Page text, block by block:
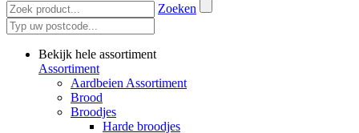
Zoeken
Bekijk hele assortiment
Assortiment
Aardbeien Assortiment
Brood
Broodjes
Harde broodjes